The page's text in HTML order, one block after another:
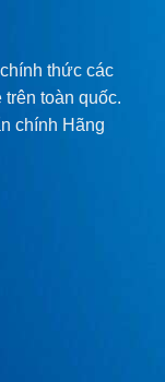
thức các
toàn quốc.
chính Hãng